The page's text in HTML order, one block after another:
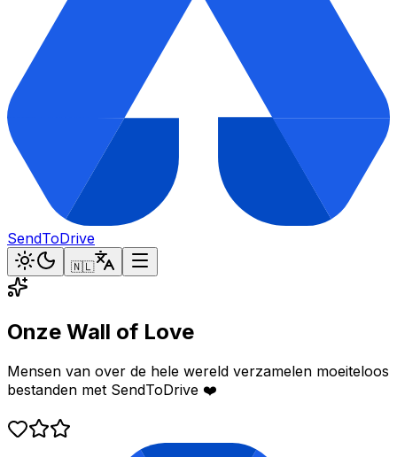
SendToDrive
🇳🇱
Onze Wall of Love
Mensen van over de hele wereld verzamelen moeiteloos
bestanden met SendToDrive ❤️